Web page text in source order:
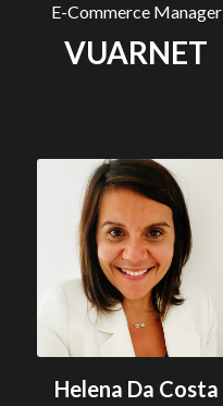
E-Commerce Manager
VUARNET
Helena Da Costa